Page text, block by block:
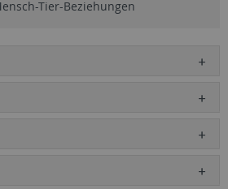
Tier-Beziehungen